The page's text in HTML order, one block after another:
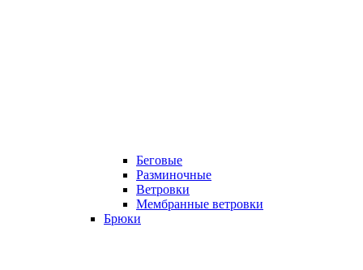
Беговые
Разминочные
Ветровки
Мембранные ветровки
Брюки